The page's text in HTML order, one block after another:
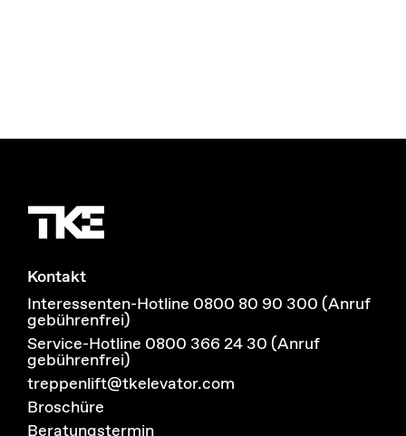
Kontakt
Interessenten-Hotline 0800 80 90 300 (Anruf
gebührenfrei)
Service-Hotline 0800 366 24 30 (Anruf
gebührenfrei)
treppenlift@tkelevator.com
Broschüre
Beratungstermin